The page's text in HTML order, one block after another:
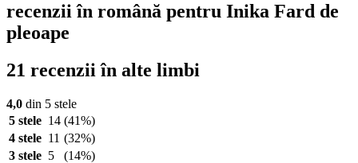
recenzii în română pentru Inika Fard de
pleoape
21 recenzii în alte limbi
4,0 din 5 stele
5 stele 14 (41%)
4 stele 11 (32%)
3 stele 5
(14%)